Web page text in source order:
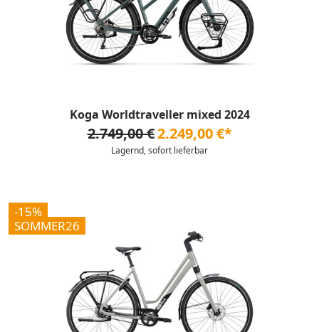
Koga Worldtraveller mixed 2024
2.749,00 €2.249,00 €*
Lagernd, sofort lieferbar
-15%
SOMMER26